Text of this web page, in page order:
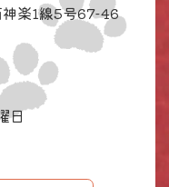
楽1線5号67-46
日